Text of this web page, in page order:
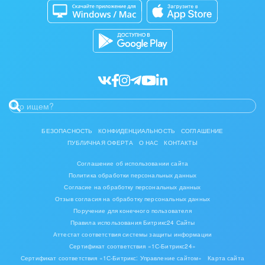
Нефть, газ
Оборудование, техника
Ритуальные услуги
Рынки и торговля
Финансы, бухгалтерия, банки
Химия и нефтехимия
Электроэнергетика
Ювелирное дело
Кибербезопасность
Разработчикам приложений
БЕЗОПАСНОСТЬ КОНФИДЕНЦИАЛЬНОСТЬ
СОГЛАШЕНИЕ
ПУБЛИЧНАЯ ОФЕРТА
О НАС КОНТАКТЫ
Соглашение об использовании сайта
Политика обработки персональных данных
Согласие на обработку персональных данных
Отзыв согласия на обработку персональных данных
Поручение для конечного пользователя
Правила использования Битрикс24 Сайты
Аттестат соответствия системы защиты информации
Сертификат соответствия «1С-Битрикс24»
Сертификат соответствия «1С-Битрикс: Управление сайтом»
Карта сайта